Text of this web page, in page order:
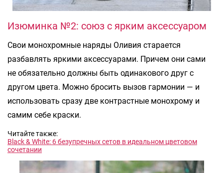
Изюминка №2: союз с ярким аксессуаром
Свои монохромные наряды Оливия старается
разбавлять яркими аксессуарами. Причем они сами
не обязательно должны быть одинакового друг с
другом цвета. Можно бросить вызов гармонии — и
использовать сразу две контрастные монохрому и
самим себе краски.
Читайте также:
Black & White: 6 безупречных сетов в идеальном цветовом
сочетании